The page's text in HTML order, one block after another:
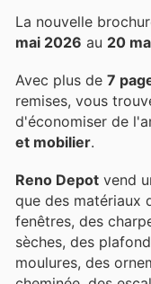
La nouvelle
mai 2026 au 20
Avec plus de 7
remises, vous
d'économiser de
et mobilier.
Reno Depot vend
que des matériaux
fenêtres, des
sèches, des
moulures, des